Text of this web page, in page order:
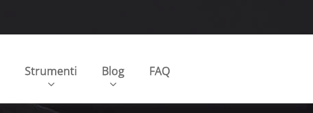
Strumenti Blog FAQ